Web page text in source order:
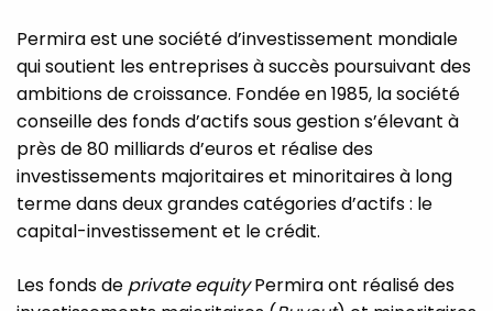
Permira est une société d’investissement mondiale
qui soutient les entreprises à succès poursuivant des
ambitions de croissance. Fondée en 1985, la société
conseille des fonds d’actifs sous gestion s’élevant à
près de 80 milliards d’euros et réalise des
investissements majoritaires et minoritaires à long
terme dans deux grandes catégories d’actifs : le
capital-investissement et le crédit.
Les fonds de private equityPermira ont réalisé des